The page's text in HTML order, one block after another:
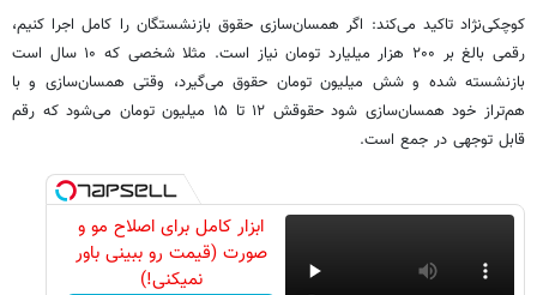
کوچکی‌نژاد تاکید می‌کند: اگر همسان‌سازی حقوق بازنشستگان را کامل اجرا کنیم،
رقمی بالغ بر ۲۰۰ هزار میلیارد تومان نیاز است. مثلا شخصی که ۱۰ سال است
بازنشسته شده و شش میلیون تومان حقوق می‌گیرد، وقتی همسان‌سازی و با
هم‌تراز خود همسان‌سازی شود حقوقش ۱۲ تا ۱۵ میلیون تومان می‌شود که رقم
قابل توجهی در جمع است.
ابزار کامل برای اصلاح مو و
صورت (قیمت رو ببینی باور
نمیکنی!)